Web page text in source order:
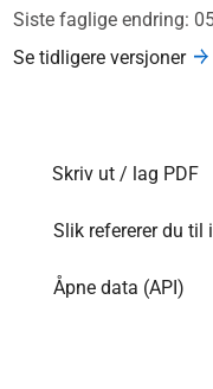
Siste faglige endring:
Se tidligere versjoner
Skriv ut / lag PDF
Slik refererer du til
Åpne data (API)